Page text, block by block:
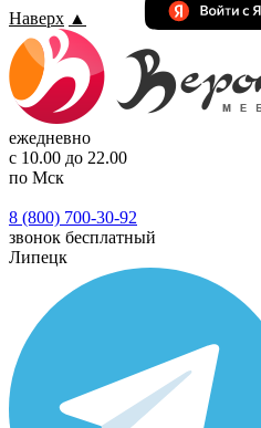
Наверх ▲
ежедневно
с 10.00 до 22.00
по Мск
8 (800) 700-30-92
звонок бесплатный
Липецк